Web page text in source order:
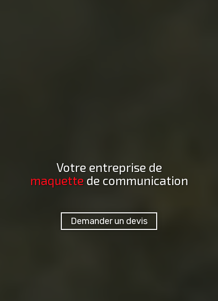
Votre entreprise de
maquette de communication
Demander un devis